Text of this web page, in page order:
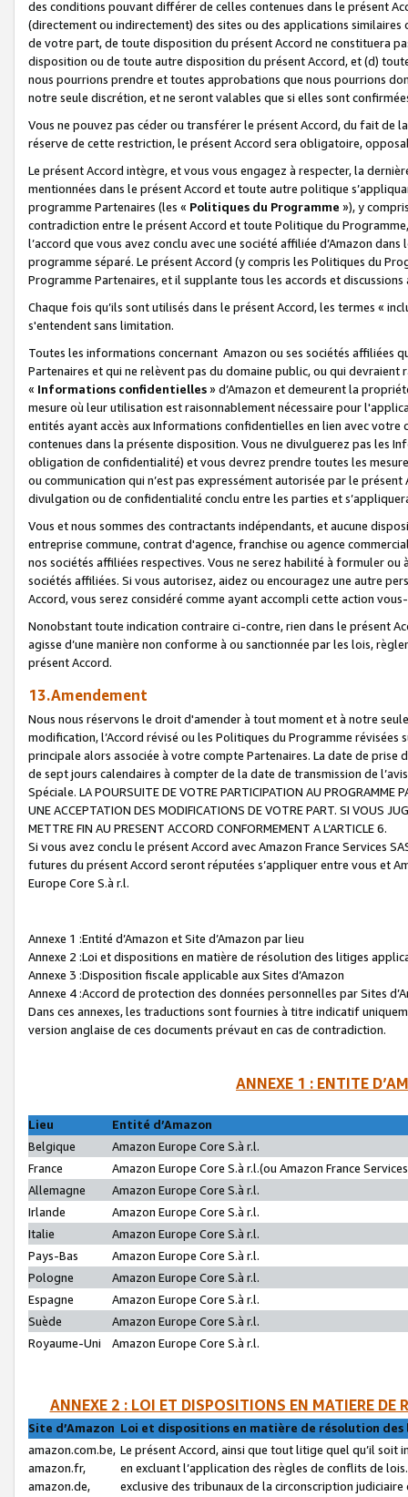
des conditions pouvant différer de celles contenues dans le présent
(directement ou indirectement) des sites ou des applications
de votre part, de toute disposition du présent Accord ne constituera
disposition ou de toute autre disposition du présent Accord, et (d)
nous pourrions prendre et toutes approbations que nous pourrions
notre seule discrétion, et ne seront valables que si elles sont
Vous ne pouvez pas céder ou transférer le présent Accord, du fait de
réserve de cette restriction, le présent Accord sera obligatoire,
Le présent Accord intègre, et vous vous engagez à respecter, la
mentionnées dans le présent Accord et toute autre politique
programme Partenaires (les « Politiques du Programme »), y
contradiction entre le présent Accord et toute Politique du
l’accord que vous avez conclu avec une société affiliée d’Amazon
programme séparé. Le présent Accord (y compris les Politiques du
Programme Partenaires, et il supplante tous les accords et discussions
Chaque fois qu’ils sont utilisés dans le présent Accord, les termes «
s'entendent sans limitation.
Toutes les informations concernant Amazon ou ses sociétés affiliées
Partenaires et qui ne relèvent pas du domaine public, ou qui
« Informations confidentielles» d’Amazon et demeurent la
mesure où leur utilisation est raisonnablement nécessaire pour
entités ayant accès aux Informations confidentielles en lien avec
contenues dans la présente disposition. Vous ne divulguerez pas les
obligation de confidentialité) et vous devrez prendre toutes les
ou communication qui n’est pas expressément autorisée par le
divulgation ou de confidentialité conclu entre les parties et
Vous et nous sommes des contractants indépendants, et aucune
entreprise commune, contrat d'agence, franchise ou agence
nos sociétés affiliées respectives. Vous ne serez habilité à formuler
sociétés affiliées. Si vous autorisez, aidez ou encouragez une autre
Accord, vous serez considéré comme ayant accompli cette action
Nonobstant toute indication contraire ci-contre, rien dans le présent
agisse d’une manière non conforme à ou sanctionnée par les lois,
présent Accord.
13.Amendement
Nous nous réservons le droit d'amender à tout moment et à notre
modification, l’Accord révisé ou les Politiques du Programme
principale alors associée à votre compte Partenaires. La date de
de sept jours calendaires à compter de la date de transmission de
Spéciale. LA POURSUITE DE VOTRE PARTICIPATION AU PROGRAMME
UNE ACCEPTATION DES MODIFICATIONS DE VOTRE PART. SI VOUS
METTRE FIN AU PRESENT ACCORD CONFORMEMENT A L’ARTICLE 6.
Si vous avez conclu le présent Accord avec Amazon France Services
futures du présent Accord seront réputées s’appliquer entre vous et
Europe Core S.à r.l.
Annexe 1 :Entité d’Amazon et Site d’Amazon par lieu
Annexe 2 :Loi et dispositions en matière de résolution des litiges
Annexe 3 :Disposition fiscale applicable aux Sites d’Amazon
Annexe 4 :Accord de protection des données personnelles par Sites
Dans ces annexes, les traductions sont fournies à titre indicatif
version anglaise de ces documents prévaut en cas de contradiction.
ANNEXE 1 : ENTITE
Lieu
Entité d’Amazon
Belgique
Amazon Europe Core S.à r.l.
France
Amazon Europe Core S.à r.l.(ou Amazon France
Allemagne
Amazon Europe Core S.à r.l.
Irlande
Amazon Europe Core S.à r.l.
Italie
Amazon Europe Core S.à r.l.
Pays-Bas
Amazon Europe Core S.à r.l.
Pologne
Amazon Europe Core S.à r.l.
Espagne
Amazon Europe Core S.à r.l.
Suède
Amazon Europe Core S.à r.l.
Royaume-Uni
Amazon Europe Core S.à r.l.
ANNEXE 2 : LOI ET DISPOSITIONS EN MATIERE DE
Site d’Amazon Loi et dispositions en matière de résolution
amazon.com.be,
amazon.fr,
amazon.de,
Le présent Accord, ainsi que tout litige quel qu’il soit
en excluant l’application des règles de conflits de
exclusive des tribunaux de la circonscription